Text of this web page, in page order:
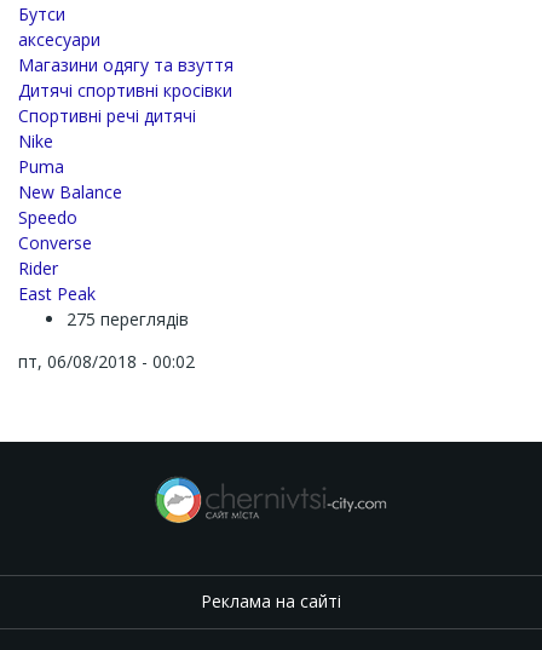
Бутси
аксесуари
Магазини одягу та взуття
Дитячі спортивні кросівки
Спортивні речі дитячі
Nike
Puma
New Balance
Speedo
Converse
Rider
East Peak
275 переглядів
пт, 06/08/2018 - 00:02
Реклама на сайті